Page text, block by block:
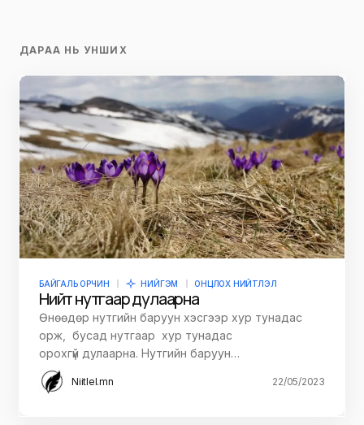
ДАРАА НЬ УНШИХ
БАЙГАЛЬ ОРЧИН НИЙГЭМ ОНЦЛОХ НИЙТЛЭЛ
Нийт нутгаар дулаарна
Өнөөдөр нутгийн баруун хэсгээр хур тунадас
орж, бусад нутгаар хур тунадас
орохгүй дулаарна. Нутгийн баруун…
Niitlel.mn 22/05/2023